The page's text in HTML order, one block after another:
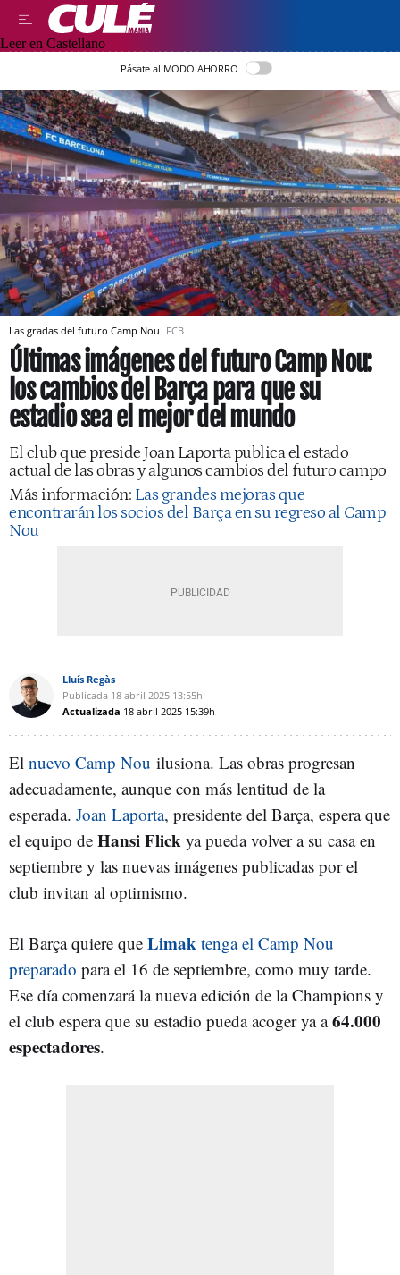
Leer en Castellano
Pásate al MODO AHORRO
Las gradas del futuro Camp Nou FCB
Últimas imágenes del futuro Camp Nou:
los cambios del Barça para que su
estadio sea el mejor del mundo
El club que preside Joan Laporta publica el estado
actual de las obras y algunos cambios del futuro campo
Más información: Las grandes mejoras que
encontrarán los socios del Barça en su regreso al Camp
Nou
Lluís Regàs
Publicada 18 abril 2025 13:55h
Actualizada 18 abril 2025 15:39h
El nuevo Camp Nou ilusiona. Las obras progresan
adecuadamente, aunque con más lentitud de la
esperada. Joan Laporta, presidente del Barça, espera que
el equipo de Hansi Flick ya pueda volver a su casa en
septiembre y las nuevas imágenes publicadas por el
club invitan al optimismo.
El Barça quiere que Limak tenga el Camp Nou
preparado para el 16 de septiembre, como muy tarde.
Ese día comenzará la nueva edición de la Champions y
el club espera que su estadio pueda acoger ya a64.000
espectadores.